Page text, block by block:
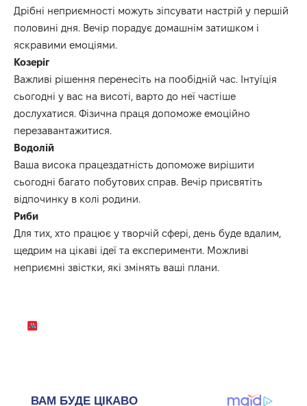
Дрібні неприємності можуть зіпсувати настрій у першій
половині дня. Вечір порадує домашнім затишком і
яскравими емоціями.
Козеріг
Важливі рішення перенесіть на пообідній час. Інтуїція
сьогодні у вас на висоті, варто до неї частіше
дослухатися. Фізична праця допоможе емоційно
перезавантажитися.
Водолій
Ваша висока працездатність допоможе вирішити
сьогодні багато побутових справ. Вечір присвятіть
відпочинку в колі родини.
Риби
Для тих, хто працює у творчій сфері, день буде вдалим,
щедрим на цікаві ідеї та експерименти. Можливі
неприємні звістки, які змінять ваші плани.